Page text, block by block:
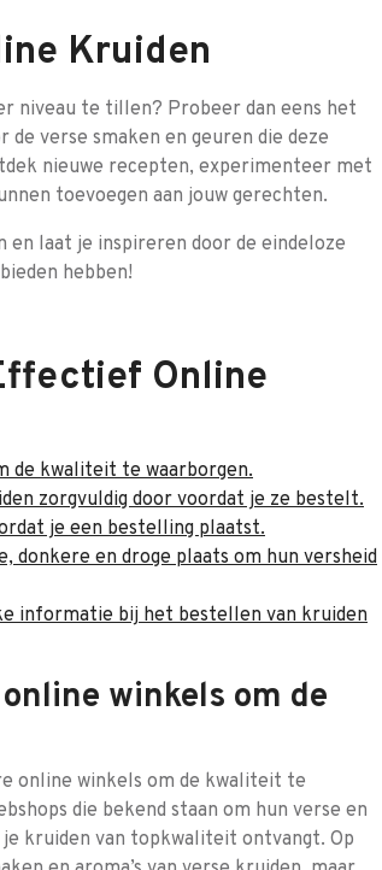
Kruiden
niveau te tillen? Probeer dan eens het
verse smaken en geuren die deze
nieuwe recepten, experimenteer met
toevoegen aan jouw gerechten.
en laat je inspireren door de eindeloze
hebben!
Online
de kwaliteit te waarborgen.
zorgvuldig door voordat je ze bestelt.
je een bestelling plaatst.
donkere en droge plaats om hun versheid
informatie bij het bestellen van kruiden
winkels om de
online winkels om de kwaliteit te
die bekend staan om hun verse en
kruiden van topkwaliteit ontvangt. Op